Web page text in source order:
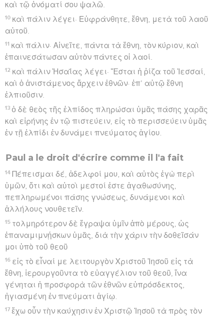
καὶ τῷ ὀνόματί σου ψαλῶ.
10 καὶ πάλιν λέγει· Εὐφράνθητε, ἔθνη, μετὰ τοῦ λαοῦ
αὐτοῦ.
11 καὶ πάλιν· Αἰνεῖτε, πάντα τὰ ἔθνη, τὸν κύριον, καὶ
ἐπαινεσάτωσαν αὐτὸν πάντες οἱ λαοί.
12 καὶ πάλιν Ἠσαΐας λέγει· Ἔσται ἡ ῥίζα τοῦ Ἰεσσαί,
καὶ ὁ ἀνιστάμενος ἄρχειν ἐθνῶν· ἐπ’ αὐτῷ ἔθνη
ἐλπιοῦσιν.
13 ὁ δὲ θεὸς τῆς ἐλπίδος πληρώσαι ὑμᾶς πάσης χαρᾶς
καὶ εἰρήνης ἐν τῷ πιστεύειν, εἰς τὸ περισσεύειν ὑμᾶς
ἐν τῇ ἐλπίδι ἐν δυνάμει πνεύματος ἁγίου.
Paul a le droit d'écrire comme il l'a fait
14 Πέπεισμαι δέ, ἀδελφοί μου, καὶ αὐτὸς ἐγὼ περὶ
ὑμῶν, ὅτι καὶ αὐτοὶ μεστοί ἐστε ἀγαθωσύνης,
πεπληρωμένοι πάσης γνώσεως, δυνάμενοι καὶ
ἀλλήλους νουθετεῖν.
15 τολμηρότερον δὲ ἔγραψα ὑμῖν ἀπὸ μέρους, ὡς
ἐπαναμιμνῄσκων ὑμᾶς, διὰ τὴν χάριν τὴν δοθεῖσάν
μοι ὑπὸ τοῦ θεοῦ
16 εἰς τὸ εἶναί με λειτουργὸν Χριστοῦ Ἰησοῦ εἰς τὰ
ἔθνη, ἱερουργοῦντα τὸ εὐαγγέλιον τοῦ θεοῦ, ἵνα
γένηται ἡ προσφορὰ τῶν ἐθνῶν εὐπρόσδεκτος,
ἡγιασμένη ἐν πνεύματι ἁγίῳ.
17 ἔχω οὖν τὴν καύχησιν ἐν Χριστῷ Ἰησοῦ τὰ πρὸς τὸν